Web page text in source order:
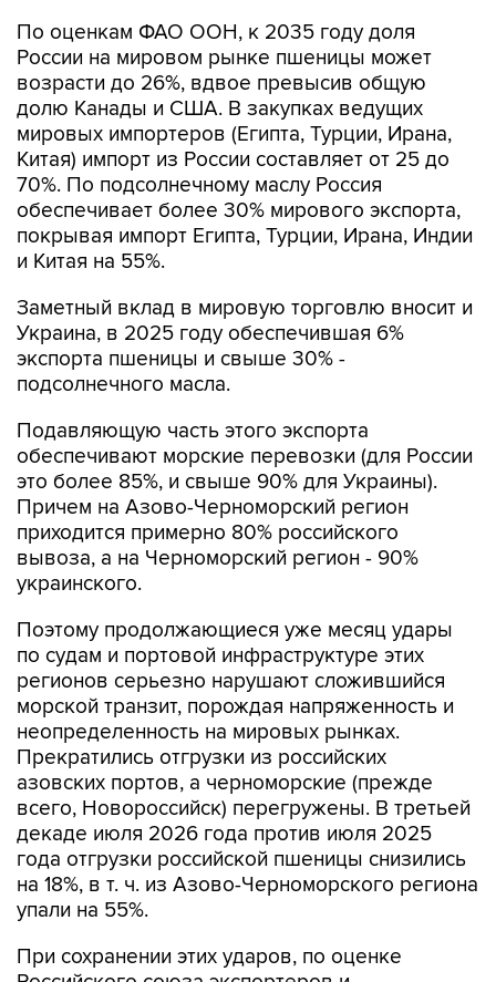
По оценкам ФАО ООН, к 2035 году доля
России на мировом рынке пшеницы может
возрасти до 26%, вдвое превысив общую
долю Канады и США. В закупках ведущих
мировых импортеров (Египта, Турции, Ирана,
Китая) импорт из России составляет от 25 до
70%. По подсолнечному маслу Россия
обеспечивает более 30% мирового экспорта,
покрывая импорт Египта, Турции, Ирана, Индии
и Китая на 55%.
Заметный вклад в мировую торговлю вносит и
Украина, в 2025 году обеспечившая 6%
экспорта пшеницы и свыше 30% -
подсолнечного масла.
Подавляющую часть этого экспорта
обеспечивают морские перевозки (для России
это более 85%, и свыше 90% для Украины).
Причем на Азово-Черноморский регион
приходится примерно 80% российского
вывоза, а на Черноморский регион - 90%
украинского.
Поэтому продолжающиеся уже месяц удары
по судам и портовой инфраструктуре этих
регионов серьезно нарушают сложившийся
морской транзит, порождая напряженность и
неопределенность на мировых рынках.
Прекратились отгрузки из российских
азовских портов, а черноморские (прежде
всего, Новороссийск) перегружены. В третьей
декаде июля 2026 года против июля 2025
года отгрузки российской пшеницы снизились
на 18%, в т. ч. из Азово-Черноморского региона
упали на 55%.
При сохранении этих ударов, по оценке